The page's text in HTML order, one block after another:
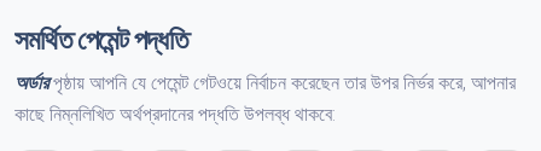
সমর্থিত পেমেন্ট পদ্ধতি
অর্ডারপৃষ্ঠায় আপনি যে পেমেন্ট গেটওয়ে নির্বাচন করেছেন তার উপর নির্ভর করে, আপনার
কাছে নিম্নলিখিত অর্থপ্রদানের পদ্ধতি উপলব্ধ থাকবে: